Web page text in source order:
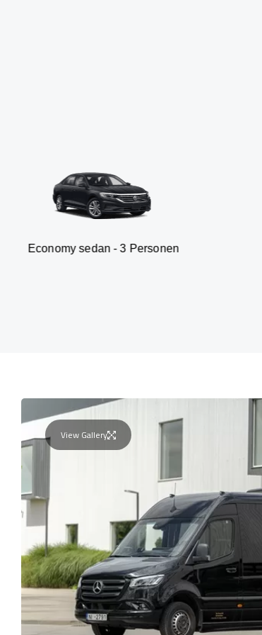
- 3 Personen
View Gallery